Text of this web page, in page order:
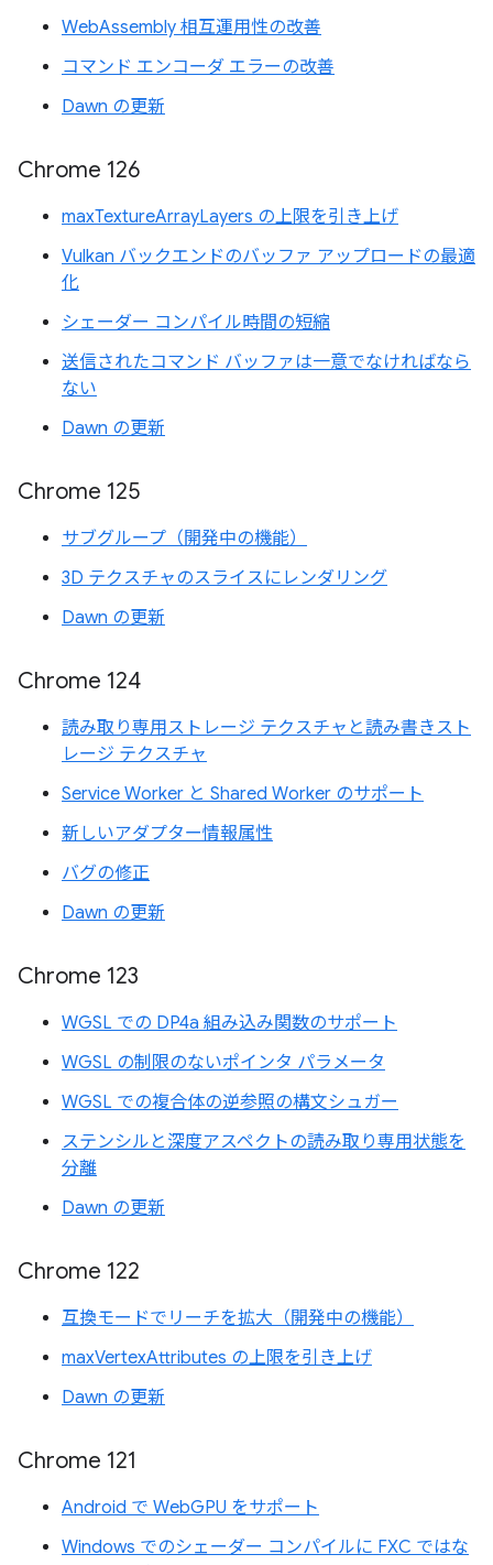
WebAssembly 相互運用性の改善
コマンド エンコーダ エラーの改善
Dawn の更新
Chrome 126
maxTextureArrayLayers の上限を引き上げ
Vulkan バックエンドのバッファ アップロードの最適
化
シェーダー コンパイル時間の短縮
送信されたコマンド バッファは一意でなければなら
ない
Dawn の更新
Chrome 125
サブグループ（開発中の機能）
3D テクスチャのスライスにレンダリング
Dawn の更新
Chrome 124
読み取り専用ストレージ テクスチャと読み書きスト
レージ テクスチャ
Service Worker と Shared Worker のサポート
新しいアダプター情報属性
バグの修正
Dawn の更新
Chrome 123
WGSL での DP4a 組み込み関数のサポート
WGSL の制限のないポインタ パラメータ
WGSL での複合体の逆参照の構文シュガー
ステンシルと深度アスペクトの読み取り専用状態を
分離
Dawn の更新
Chrome 122
互換モードでリーチを拡大（開発中の機能）
maxVertexAttributes の上限を引き上げ
Dawn の更新
Chrome 121
Android で WebGPU をサポート
Windows でのシェーダー コンパイルに FXC ではな